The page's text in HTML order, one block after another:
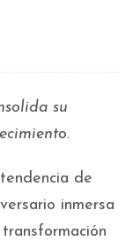
su
de
inmersa